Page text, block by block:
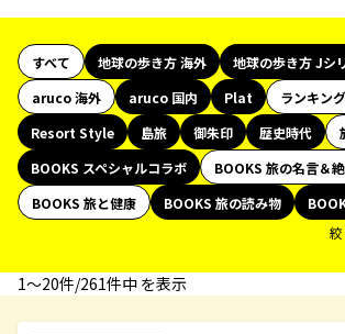
すべて 地球の歩き方 海外
地球の歩き方 Jシ
aruco 海外
aruco 国内 Plat
ランキン
Resort Style
島旅 御朱印 歴史時代
BOOKS スペシャルコラボ
BOOKS 旅の名言＆
BOOKS 旅と健康
BOOKS 旅の読み物
1〜20件/261件中 を表示